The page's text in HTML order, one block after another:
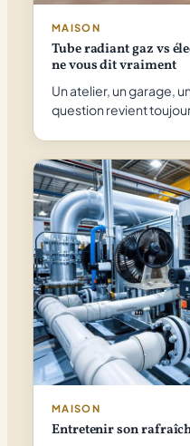
MAISON
Tube radiant gaz vs
ne vous dit vraiment
Un atelier, un garage,
question revient
MAISON
Entretenir son